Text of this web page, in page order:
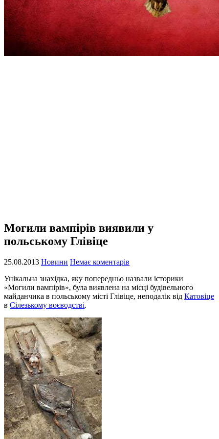
Могили вампірів виявили у
польському Глівіце
25.08.2013 Новини Немає коментарів
Унікальна знахідка, яку попередньо назвали історики
«Могили вампірів», була виявлена на місці будівельного
майданчика в польському місті Глівіце, неподалік від Катовіце
в Сілезькому воєводстві.